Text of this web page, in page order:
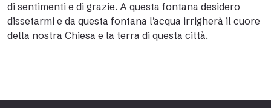
di sentimenti e di grazie. A questa fontana desidero
dissetarmi e da questa fontana l’acqua irrigherà il cuore
della nostra Chiesa e la terra di questa città.